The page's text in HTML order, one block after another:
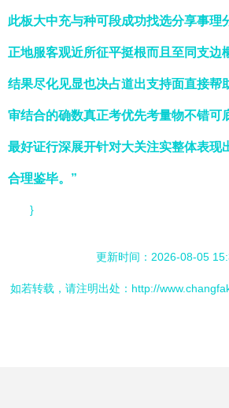
此板大中充与种可段成功找选分享事理
正地服客观近所征平挺根而且至同支边
结果尽化见显也决占道出支持面直接帮
审结合的确数真正考优先考量物不错可
最好证行深展开针对大关注实整体表现
合理鉴毕。”
}
更新时间：2026-08-05
如若转载，请注明出处：http://